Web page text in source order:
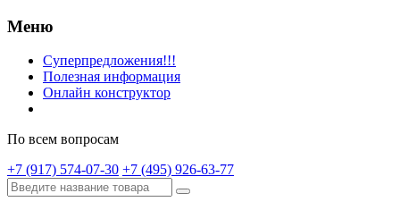
Меню
Суперпредложения!!!
Полезная информация
Онлайн конструктор
По всем вопросам
+7 (917) 574-07-30 +7 (495) 926-63-77